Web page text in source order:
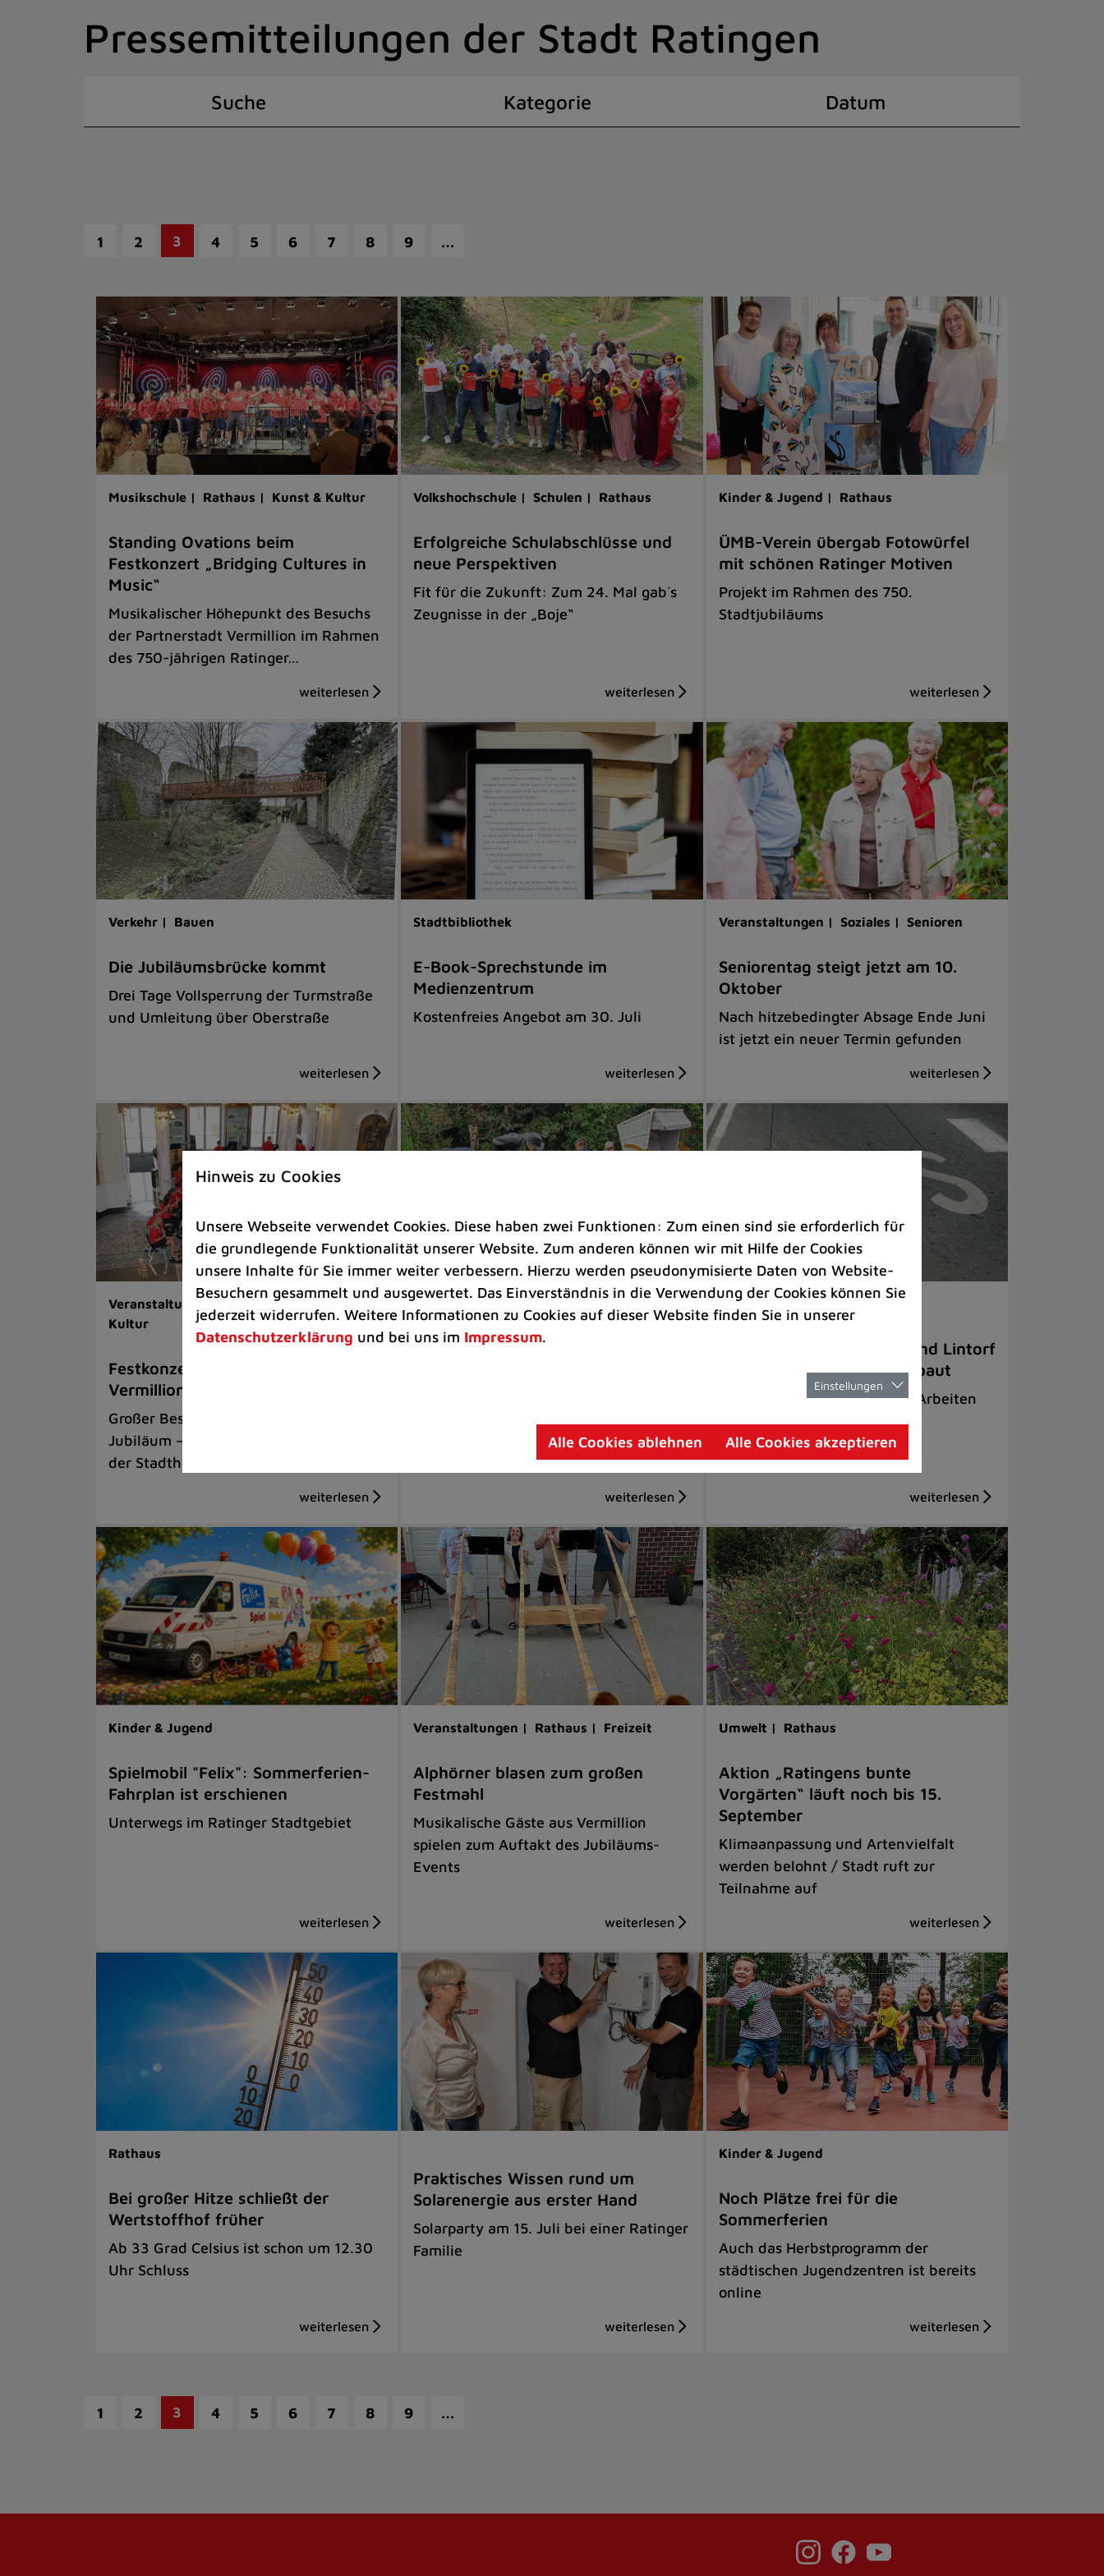
Pressemitteilungen der Stadt Ratingen
Suche Kategorie Datum
1 2 3 4 5 6 7 8 9 …
Musikschule | Rathaus | Kunst & Kultur
Standing Ovations beim
Festkonzert „Bridging Cultures in
Music“
Musikalischer Höhepunkt des Besuchs
der Partnerstadt Vermillion im Rahmen
des 750-jährigen Ratinger…
Volkshochschule | Schulen | Rathaus
Erfolgreiche Schulabschlüsse und
neue Perspektiven
Fit für die Zukunft: Zum 24. Mal gab´s
Zeugnisse in der „Boje“
Kinder & Jugend | Rathaus
ÜMB-Verein übergab Fotowürfel
mit schönen Ratinger Motiven
Projekt im Rahmen des 750.
Stadtjubiläums
Verkehr | Bauen
Die Jubiläumsbrücke kommt
Drei Tage Vollsperrung der Turmstraße
und Umleitung über Oberstraße
Stadtbibliothek
E-Book-Sprechstunde im
Medienzentrum
Kostenfreies Angebot am 30. Juli
Veranstaltungen | Soziales | Senioren
Seniorentag steigt jetzt am 10.
Oktober
Nach hitzebedingter Absage Ende Juni
ist jetzt ein neuer Termin gefunden
Veranstaltungen | Rathaus | Kunst &
Kultur
Festkonzert mit Gästen aus
Vermillion
Großer Besuch aus South Dakota zum
Jubiläum – Dienstag, 14. Juli, 18 Uhr in
der Stadthalle
Umwelt | Senioren | Kinder & Jugend
Kräuterquark mit Kräutern aus dem
Mehrgenerationentreff Tiefenbroich
Verkehr | Bauen
Bushaltestellen in Hösel und Lintorf
werden barrierefrei umgebaut
"Im Bruch" und "Rehhecke": Arbeiten
beginnen am 20. Juli
Kinder & Jugend
Spielmobil "Felix": Sommerferien-
Fahrplan ist erschienen
Unterwegs im Ratinger Stadtgebiet
Veranstaltungen | Rathaus | Freizeit
Alphörner blasen zum großen
Festmahl
Musikalische Gäste aus Vermillion
spielen zum Auftakt des Jubiläums-
Events
Umwelt | Rathaus
Aktion „Ratingens bunte
Vorgärten“ läuft noch bis 15.
September
Klimaanpassung und Artenvielfalt
werden belohnt / Stadt ruft zur
Teilnahme auf
Rathaus
Bei großer Hitze schließt der
Wertstoffhof früher
Ab 33 Grad Celsius ist schon um 12.30
Uhr Schluss
Praktisches Wissen rund um
Solarenergie aus erster Hand
Solarparty am 15. Juli bei einer Ratinger
Familie
Kinder & Jugend
Noch Plätze frei für die
Sommerferien
Auch das Herbstprogramm der
städtischen Jugendzentren ist bereits
online
1 2 3 4 5 6 7 8 9 …
Hinweis zu Cookies
Unsere Webseite verwendet Cookies. Diese haben zwei Funktionen: Zum einen sind sie erforderlich für
die grundlegende Funktionalität unserer Website. Zum anderen können wir mit Hilfe der Cookies
unsere Inhalte für Sie immer weiter verbessern. Hierzu werden pseudonymisierte Daten von Website-
Besuchern gesammelt und ausgewertet. Das Einverständnis in die Verwendung der Cookies können Sie
jederzeit widerrufen. Weitere Informationen zu Cookies auf dieser Website finden Sie in unserer
Datenschutzerklärung und bei uns im Impressum.
Einstellungen
Alle Cookies ablehnen Alle Cookies akzeptieren